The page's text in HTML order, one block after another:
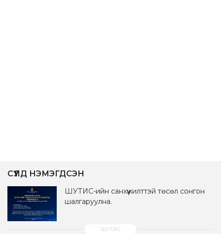
СҮҮЛД НЭМЭГДСЭН
ШУТИС-ийн санхүүжилттэй төсөл сонгон
шалгаруулна.